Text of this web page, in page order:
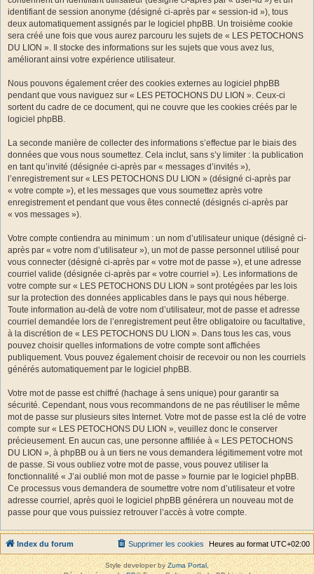
identifiant de session anonyme (désigné ci-après par « session-id »), tous
deux automatiquement assignés par le logiciel phpBB. Un troisième cookie
sera créé une fois que vous aurez parcouru les sujets de « LES PETOCHONS
DU LION ». Il stocke des informations sur les sujets que vous avez lus,
améliorant ainsi votre expérience utilisateur.
Nous pouvons également créer des cookies externes au logiciel phpBB
pendant que vous naviguez sur « LES PETOCHONS DU LION ». Ceux-ci
sortent du cadre de ce document, qui ne couvre que les cookies créés par le
logiciel phpBB.
La seconde manière de collecter des informations s’effectue par le biais des
données que vous nous soumettez. Cela inclut, sans s’y limiter : la publication
en tant qu’invité (désignée ci-après par « messages d’invités »),
l’enregistrement sur « LES PETOCHONS DU LION » (désigné ci-après par
« votre compte »), et les messages que vous soumettez après votre
enregistrement et pendant que vous êtes connecté (désignés ci-après par
« vos messages »).
Votre compte contiendra au minimum : un nom d’utilisateur unique (désigné ci-
après par « votre nom d’utilisateur »), un mot de passe personnel utilisé pour
vous connecter (désigné ci-après par « votre mot de passe »), et une adresse
courriel valide (désignée ci-après par « votre courriel »). Les informations de
votre compte sur « LES PETOCHONS DU LION » sont protégées par les lois
sur la protection des données applicables dans le pays qui nous héberge.
Toute information au-delà de votre nom d’utilisateur, mot de passe et adresse
courriel demandée lors de l’enregistrement peut être obligatoire ou facultative,
à la discrétion de « LES PETOCHONS DU LION ». Dans tous les cas, vous
pouvez choisir quelles informations de votre compte sont affichées
publiquement. Vous pouvez également choisir de recevoir ou non les courriels
générés automatiquement par le logiciel phpBB.
Votre mot de passe est chiffré (hachage à sens unique) pour garantir sa
sécurité. Cependant, nous vous recommandons de ne pas réutiliser le même
mot de passe sur plusieurs sites Internet. Votre mot de passe est la clé de votre
compte sur « LES PETOCHONS DU LION », veuillez donc le conserver
précieusement. En aucun cas, une personne affiliée à « LES PETOCHONS
DU LION », à phpBB ou à un tiers ne vous demandera légitimement votre mot
de passe. Si vous oubliez votre mot de passe, vous pouvez utiliser la
fonctionnalité « J’ai oublié mon mot de passe » fournie par le logiciel phpBB.
Ce processus vous demandera de soumettre votre nom d’utilisateur et votre
adresse courriel, après quoi le logiciel phpBB générera un nouveau mot de
passe pour que vous puissiez retrouver l’accès à votre compte.
Index du forum Heures au format UTC+02:00
Supprimer les cookies
Style developer byZuma Portal,